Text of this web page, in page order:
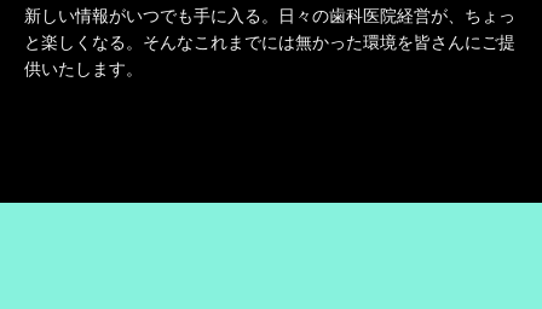
新しい情報がいつでも手に入る。日々の歯科医院経営が、ちょっ
と楽しくなる。そんなこれまでには無かった環境を皆さんにご提
供いたします。